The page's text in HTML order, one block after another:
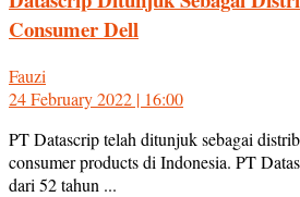
Consumer Dell
Fauzi
24 February 2022 | 16:00
PT Datascrip telah ditunjuk sebagai
consumer products di Indonesia. PT
dari 52 tahun ...